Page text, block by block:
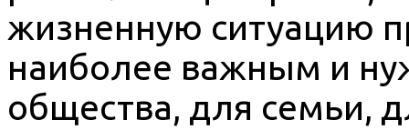
жизненную ситуацию
наиболее важным и
общества, для семьи,